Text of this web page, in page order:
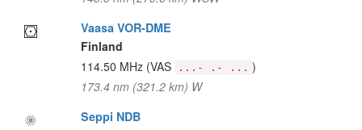
Vaasa VOR-DME
Finland
114.50 MHz (VAS ...- .- ... )
173.4 nm (321.2 km) W
Seppi NDB